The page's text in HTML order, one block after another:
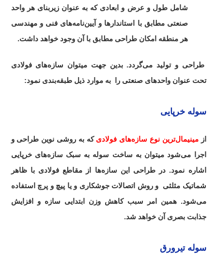
شامل طول و عرض و ابعادی که به عنوان زیربنای هر واحد
صنعتی مطابق با استاندارها و آیین‌نامه‌های فنی و مهندسی
هر منطقه امکان طراحی مطابق با آن وجود خواهد داشت.
طراحی و تولید می‌گردد. بدین جهت میتوان سازه‌های فولادی
تحت عنوان واحدهای صنعتی را به موارد ذیل طبقه‌بندی نمود:
سوله خرپایی
ازمینیمال‌ترین نوع سازه‌های فولادی که به روشی نوین طراحی و
اجرا می‌شود میتوان به ساخت سوله به سبک سازه‌های خرپایی
اشاره نمود. در طراحی این سازه‌ها از مقاطع فولادی با ظاهر
شماتیک مثلثی و روش اتصالات جوشکاری و یا پیچ و پرچ استفاده
می‌شود. همین امر سبب کاهش وزن ابتدایی سازه و افزایش
جذابت بصری آن خواهد شد.
سوله تیرورق